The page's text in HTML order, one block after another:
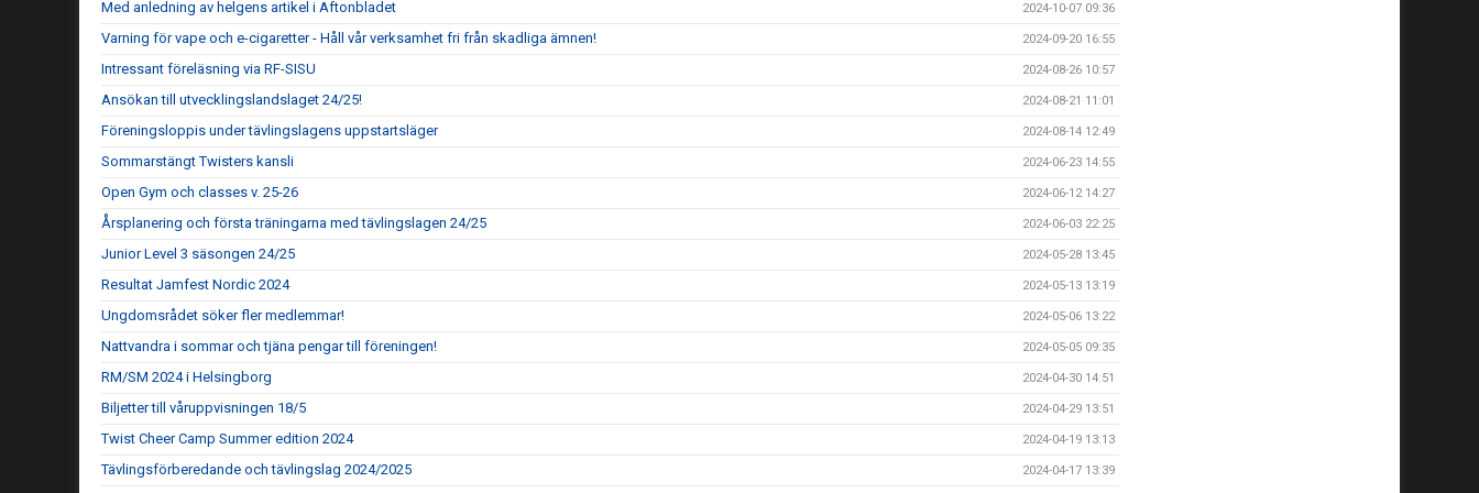
Med anledning av helgens artikel i Aftonbladet 2024-10-07 09:36
Varning för vape och e-cigaretter - Håll vår verksamhet fri från skadliga ämnen! 2024-09-20 16:55
Intressant föreläsning via RF-SISU 2024-08-26 10:57
Ansökan till utvecklingslandslaget 24/25! 2024-08-21 11:01
Föreningsloppis under tävlingslagens uppstartsläger 2024-08-14 12:49
Sommarstängt Twisters kansli 2024-06-23 14:55
Open Gym och classes v. 25-26 2024-06-12 14:27
Årsplanering och första träningarna med tävlingslagen 24/25 2024-06-03 22:25
Junior Level 3 säsongen 24/25 2024-05-28 13:45
Resultat Jamfest Nordic 2024 2024-05-13 13:19
Ungdomsrådet söker fler medlemmar! 2024-05-06 13:22
Nattvandra i sommar och tjäna pengar till föreningen! 2024-05-05 09:35
RM/SM 2024 i Helsingborg 2024-04-30 14:51
Biljetter till våruppvisningen 18/5 2024-04-29 13:51
Twist Cheer Camp Summer edition 2024 2024-04-19 13:13
Tävlingsförberedande och tävlingslag 2024/2025 2024-04-17 13:39